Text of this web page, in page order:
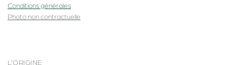
Conditions générales
Photo non contractuelle
L'ORIGINE